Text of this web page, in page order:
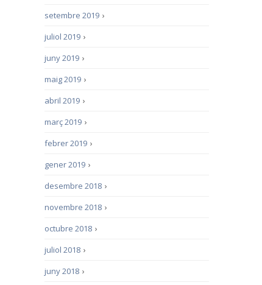
›
setembre 2019
›
juliol 2019
›
juny 2019
›
maig 2019
›
abril 2019
›
març 2019
›
febrer 2019
›
gener 2019
›
desembre 2018
›
novembre 2018
›
octubre 2018
›
juliol 2018
›
juny 2018